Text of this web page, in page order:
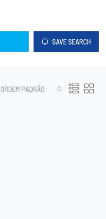
SAVE SEARCH
ORDEM PADRÃO